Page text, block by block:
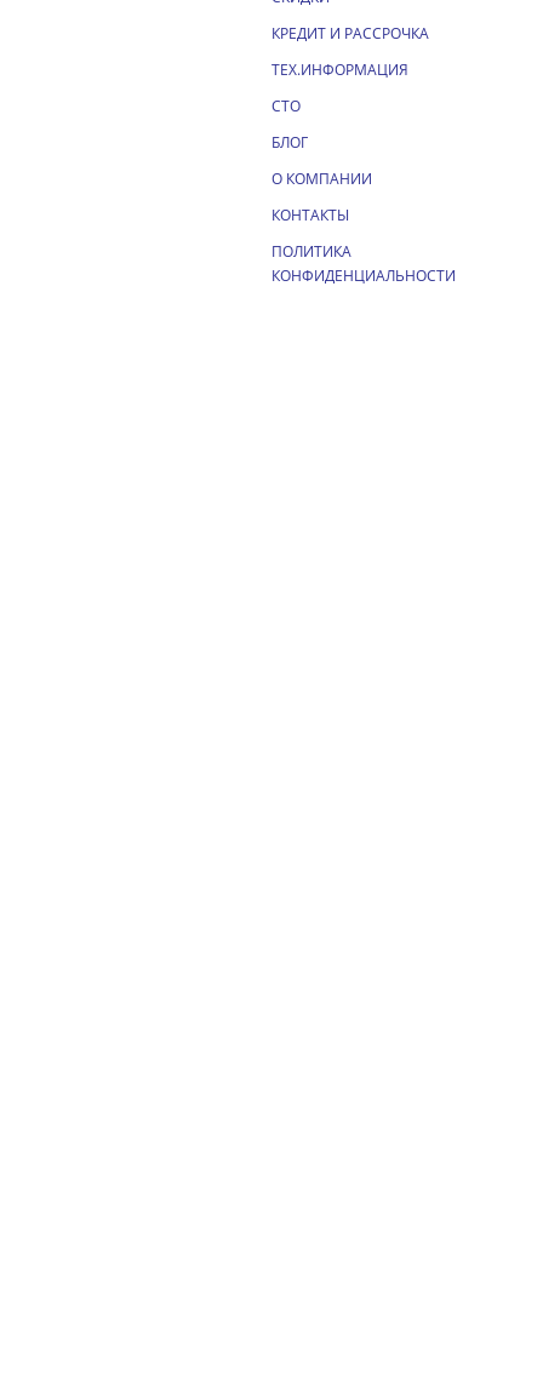
КРЕДИТ И РАССРОЧКА
ТЕХ.ИНФОРМАЦИЯ
СТО
БЛОГ
О КОМПАНИИ
КОНТАКТЫ
ПОЛИТИКА
КОНФИДЕНЦИАЛЬНОСТИ